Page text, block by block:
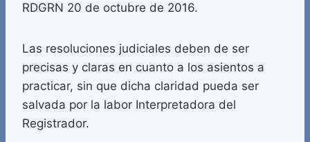
RDGRN 20 de octubre de 2016.
Las resoluciones judiciales deben de ser
precisas y claras en cuanto a los asientos a
practicar, sin que dicha claridad pueda ser
salvada por la labor Interpretadora del
Registrador.